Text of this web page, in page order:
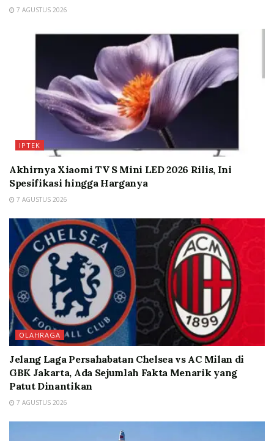
7 AGUSTUS 2026
IPTEK
Akhirnya Xiaomi TV S Mini LED 2026 Rilis, Ini
Spesifikasi hingga Harganya
7 AGUSTUS 2026
OLAHRAGA
Jelang Laga Persahabatan Chelsea vs AC Milan di
GBK Jakarta, Ada Sejumlah Fakta Menarik yang
Patut Dinantikan
7 AGUSTUS 2026